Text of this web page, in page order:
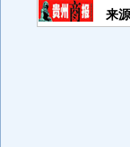
来